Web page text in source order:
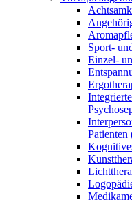
Sport-
Einzel-
Patienten